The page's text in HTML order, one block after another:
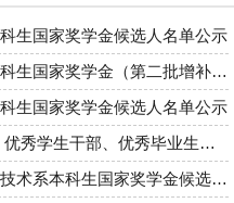
生国家奖学金候选人名单公示
【评奖评优】2024年计算机学院本科生国家奖学金（第二批增补）候...
生国家奖学金候选人名单公示
关于评选 2024年度省级三好学生、优秀学生干部、优秀毕业生的通...
【评奖评优】2023年计算机科学与技术系本科生国家奖学金候选人名...